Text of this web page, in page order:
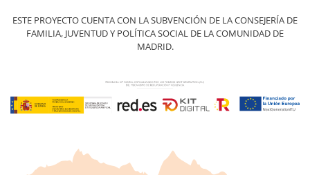
ESTE PROYECTO CUENTA CON LA SUBVENCIÓN DE LA CONSEJERÍA DE
FAMILIA, JUVENTUD Y POLÍTICA SOCIAL DE LA COMUNIDAD DE
MADRID.